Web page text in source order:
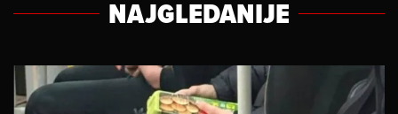
NAJGLEDANIJE